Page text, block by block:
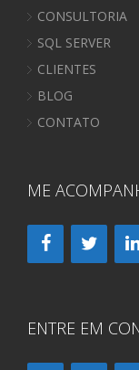
CONSULTORIA
SQL SERVER
CLIENTES
BLOG
CONTATO
ME
ENTRE EM